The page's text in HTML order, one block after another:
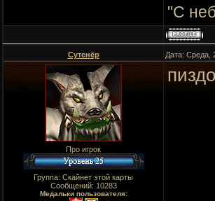
"C
Сутенёр Дата: Среда,
Про игрок
Группа: Скайнет этой карты
Сообщений: 10283
Медальки пользователя: